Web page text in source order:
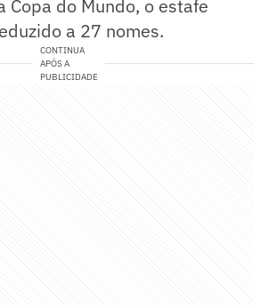
Copa do Mundo, o estafe
a 27 nomes.
CONTINUA
APÓS A
PUBLICIDADE